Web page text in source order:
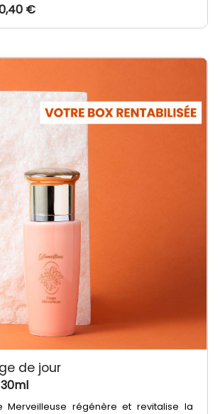
€
de jour
Merveilleuse régénère et revitalise la